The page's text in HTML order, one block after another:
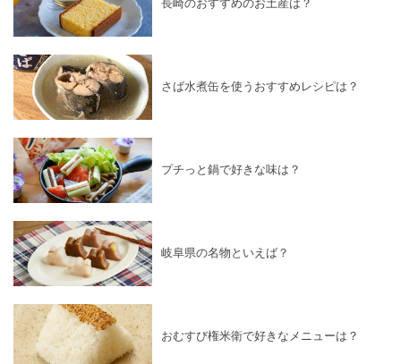
長崎のおすすめのお土産は？
さば水煮缶を使うおすすめレシピは？
プチっと鍋で好きな味は？
岐阜県の名物といえば？
おむすび権米衛で好きなメニューは？